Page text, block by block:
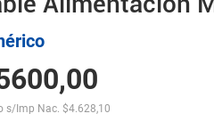
,00
s/Imp Nac. $4.628,10